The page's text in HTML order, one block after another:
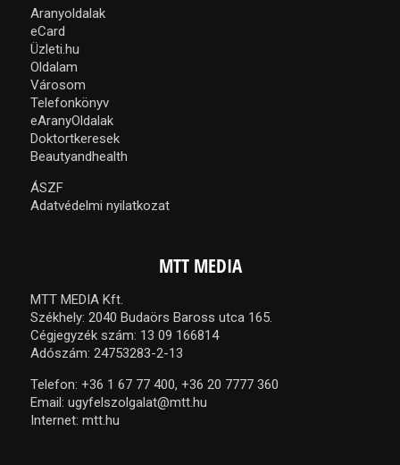
Aranyoldalak
eCard
Üzleti.hu
Oldalam
Városom
Telefonkönyv
eAranyOldalak
Doktortkeresek
Beautyandhealth
ÁSZF
Adatvédelmi nyilatkozat
MTT MEDIA
MTT MEDIA Kft.
Székhely: 2040 Budaörs Baross utca 165.
Cégjegyzék szám: 13 09 166814
Adószám: 24753283-2-13
Telefon: +36 1 67 77 400, +36 20 7777 360
Email: ugyfelszolgalat@mtt.hu
Internet: mtt.hu